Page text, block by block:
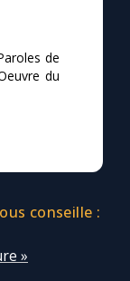
de
du
conseille :
»